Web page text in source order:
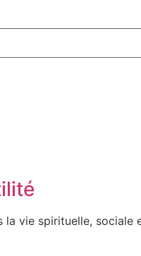
vie spirituelle,